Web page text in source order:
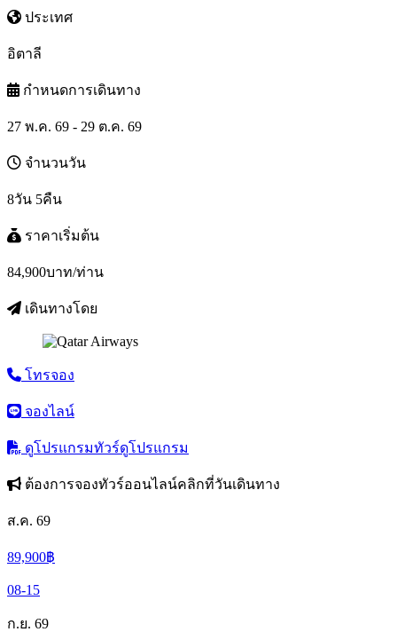
ประเทศ
อิตาลี
กำหนดการเดินทาง
27 พ.ค. 69 - 29 ต.ค. 69
จำนวนวัน
8วัน 5คืน
ราคาเริ่มต้น
84,900บาท/ท่าน
เดินทางโดย
โทรจอง
จองไลน์
ดูโปรแกรมทัวร์ดูโปรแกรม
ต้องการจองทัวร์ออนไลน์คลิกที่วันเดินทาง
ส.ค. 69
89,900฿
08-15
ก.ย. 69